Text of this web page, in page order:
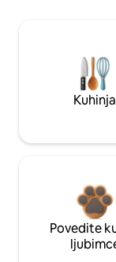
Kuhinja
Povedite